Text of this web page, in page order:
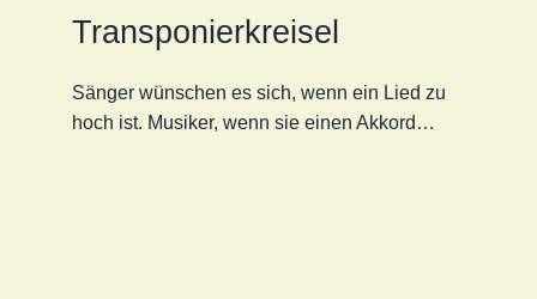
Transponierkreisel
Sänger wünschen es sich, wenn ein Lied zu
hoch ist. Musiker, wenn sie einen Akkord…